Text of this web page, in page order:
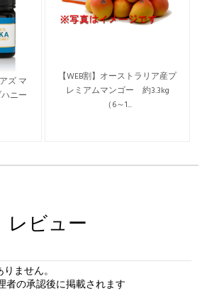
ズ マ
ニー
【WEB割】オーストラリア産プ
レミアムマンゴー 約3.3kg
（6～1...
レビュー
ません。
者の承認後に掲載されます